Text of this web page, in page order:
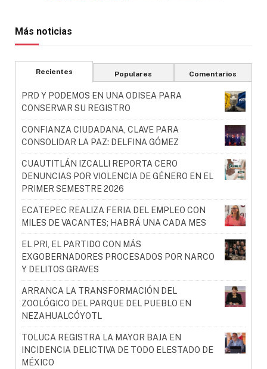
Más noticias
Recientes Populares Comentarios
PRD Y PODEMOS EN UNA ODISEA PARA
CONSERVAR SU REGISTRO
CONFIANZA CIUDADANA, CLAVE PARA
CONSOLIDAR LA PAZ: DELFINA GÓMEZ
CUAUTITLÁN IZCALLI REPORTA CERO
DENUNCIAS POR VIOLENCIA DE GÉNERO EN EL
PRIMER SEMESTRE 2026
ECATEPEC REALIZA FERIA DEL EMPLEO CON
MILES DE VACANTES; HABRÁ UNA CADA MES
EL PRI, EL PARTIDO CON MÁS
EXGOBERNADORES PROCESADOS POR NARCO
Y DELITOS GRAVES
ARRANCA LA TRANSFORMACIÓN DEL
ZOOLÓGICO DEL PARQUE DEL PUEBLO EN
NEZAHUALCÓYOTL
TOLUCA REGISTRA LA MAYOR BAJA EN
INCIDENCIA DELICTIVA DE TODO ELESTADO DE
MÉXICO